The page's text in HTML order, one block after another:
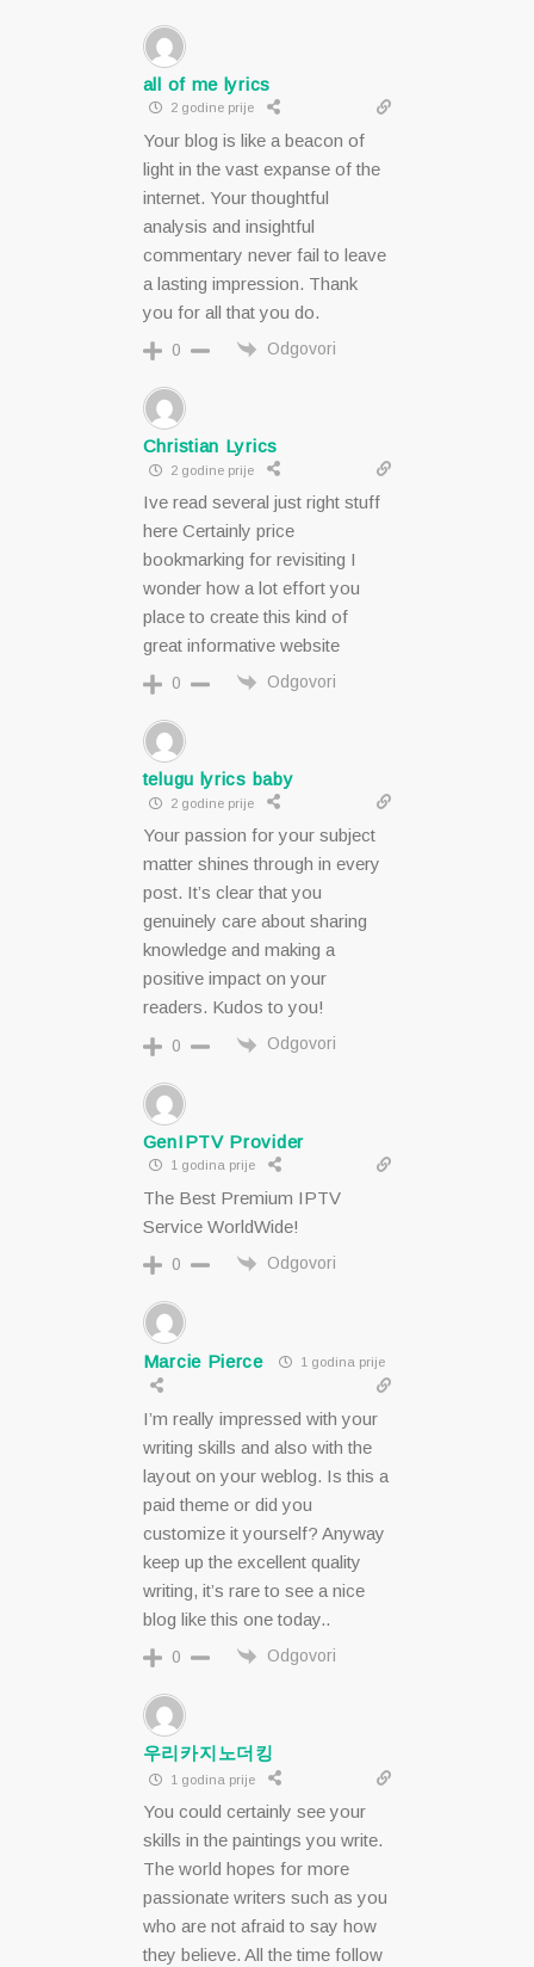
all of me lyrics
2 godine prije
Your blog is like a beacon of
light in the vast expanse of the
internet. Your thoughtful
analysis and insightful
commentary never fail to leave
a lasting impression. Thank
you for all that you do.
0 Odgovori
Christian Lyrics
2 godine prije
Ive read several just right stuff
here Certainly price
bookmarking for revisiting I
wonder how a lot effort you
place to create this kind of
great informative website
0 Odgovori
telugu lyrics baby
2 godine prije
Your passion for your subject
matter shines through in every
post. It’s clear that you
genuinely care about sharing
knowledge and making a
positive impact on your
readers. Kudos to you!
0 Odgovori
GenIPTV Provider
1 godina prije
The Best Premium IPTV
Service WorldWide!
0 Odgovori
Marcie Pierce 1 godina prije
I’m really impressed with your
writing skills and also with the
layout on your weblog. Is this a
paid theme or did you
customize it yourself? Anyway
keep up the excellent quality
writing, it’s rare to see a nice
blog like this one today..
0 Odgovori
우리카지노더킹
1 godina prije
You could certainly see your
skills in the paintings you write.
The world hopes for more
passionate writers such as you
who are not afraid to say how
they believe. All the time follow